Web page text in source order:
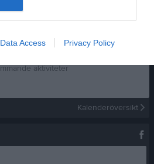
Data Access Privacy Policy
aktiviteter
Kalenderöversikt